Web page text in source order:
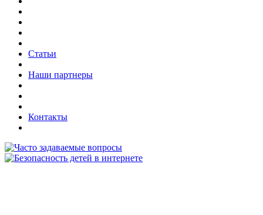
Статьи
Наши партнеры
Контакты